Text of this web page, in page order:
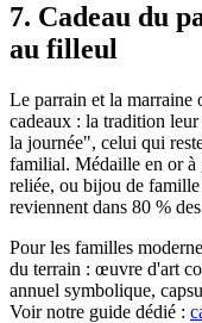
7. Cadeau du
au filleul
Le parrain et la marraine
cadeaux : la tradition
la journée", celui qui
familial. Médaille en or à
reliée, ou bijou de
reviennent dans 80 %
Pour les familles
du terrain : œuvre d'art
annuel symbolique,
Voir notre guide dédié :